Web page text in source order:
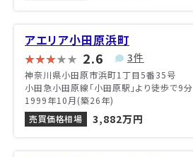
アエリア小田原浜町
2.6 3件
神奈川県小田原市浜町1丁目5番35号
小田急小田原線「小田原駅」より徒歩で9分
1999年10月(築26年)
売買価格相場
3,882万円